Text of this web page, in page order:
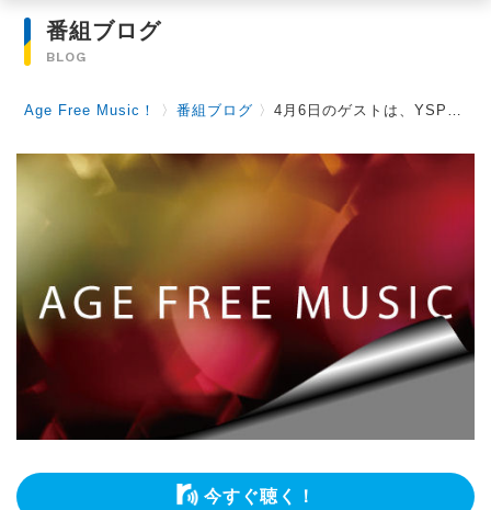
番組ブログ
BLOG
Age Free Music！ 〉番組ブログ 〉4月6日のゲストは、YSP（ゆりえすぴー）です！
今すぐ聴く！